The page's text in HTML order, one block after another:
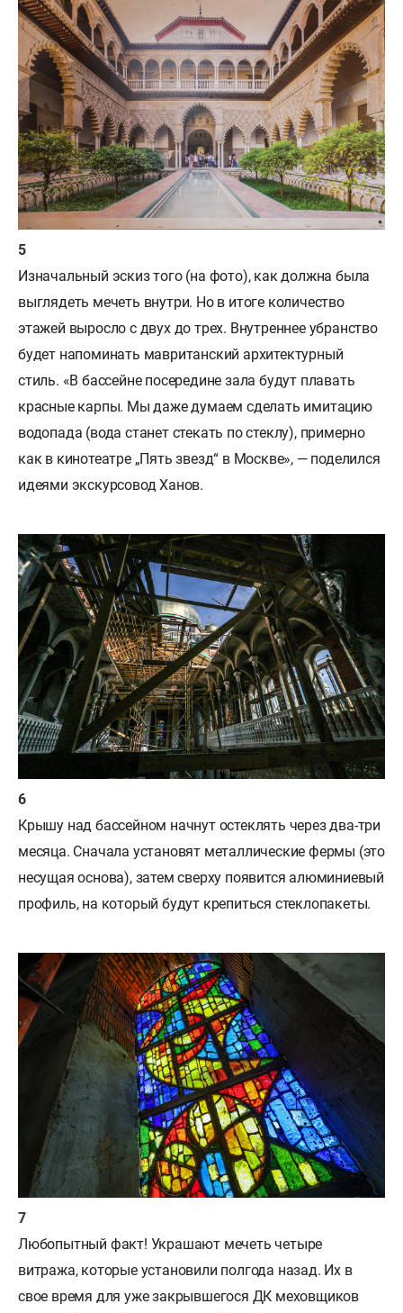
Изначальный эскиз того (на фото), как должна была
выглядеть мечеть внутри. Но в итоге количество
этажей выросло с двух до трех. Внутреннее убранство
будет напоминать мавританский архитектурный
стиль. «В бассейне посередине зала будут плавать
красные карпы. Мы даже думаем сделать имитацию
водопада (вода станет стекать по стеклу), примерно
как в кинотеатре „Пять звезд“ в Москве», — поделился
идеями экскурсовод Ханов.
Крышу над бассейном начнут остеклять через два-три
месяца. Сначала установят металлические фермы (это
несущая основа), затем сверху появится алюминиевый
профиль, на который будут крепиться стеклопакеты.
Любопытный факт! Украшают мечеть четыре
витража, которые установили полгода назад. Их в
свое время для уже закрывшегося ДК меховщиков